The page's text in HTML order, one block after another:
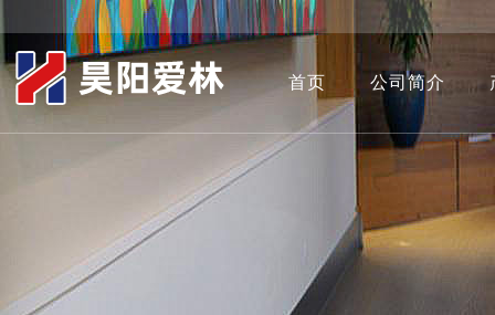
首页 公司简介